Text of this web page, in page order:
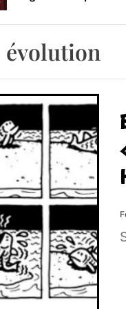
Retrouvez-nous au
évolution